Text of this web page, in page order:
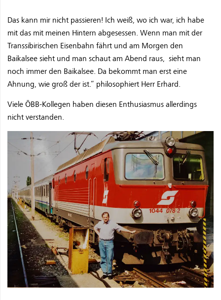
Das kann mir nicht passieren! Ich weiß, wo ich war, ich habe
mit das mit meinen Hintern abgesessen. Wenn man mit der
Transsibirischen Eisenbahn fährt und am Morgen den
Baikalsee sieht und man schaut am Abend raus, sieht man
noch immer den Baikalsee. Da bekommt man erst eine
Ahnung, wie groß der ist.“ philosophiert Herr Erhard.
Viele ÖBB-Kollegen haben diesen Enthusiasmus allerdings
nicht verstanden.